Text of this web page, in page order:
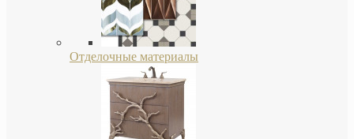
Отделочные материалы